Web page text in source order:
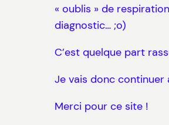
« oublis » de
diagnostic… ;o)
C’est quelque part
Je vais donc continuer
Merci pour ce site !